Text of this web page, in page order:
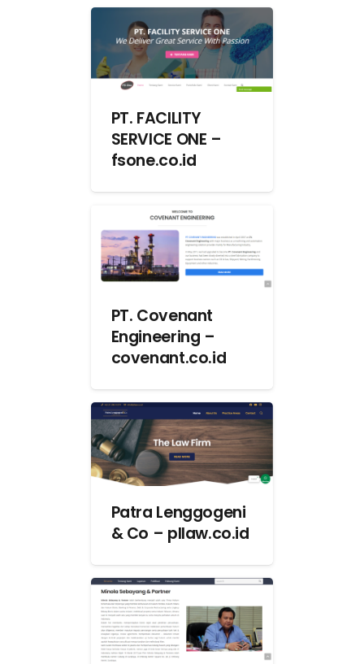
PT. FACILITY
SERVICE ONE –
fsone.co.id
PT. Covenant
Engineering –
covenant.co.id
Patra Lenggogeni
& Co – pllaw.co.id